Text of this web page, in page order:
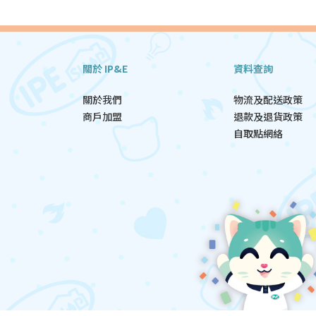
關於 IP&E
關於我們
商戶加盟
資料查詢
物流及配送政策
退款及退貨政策
自取點網絡